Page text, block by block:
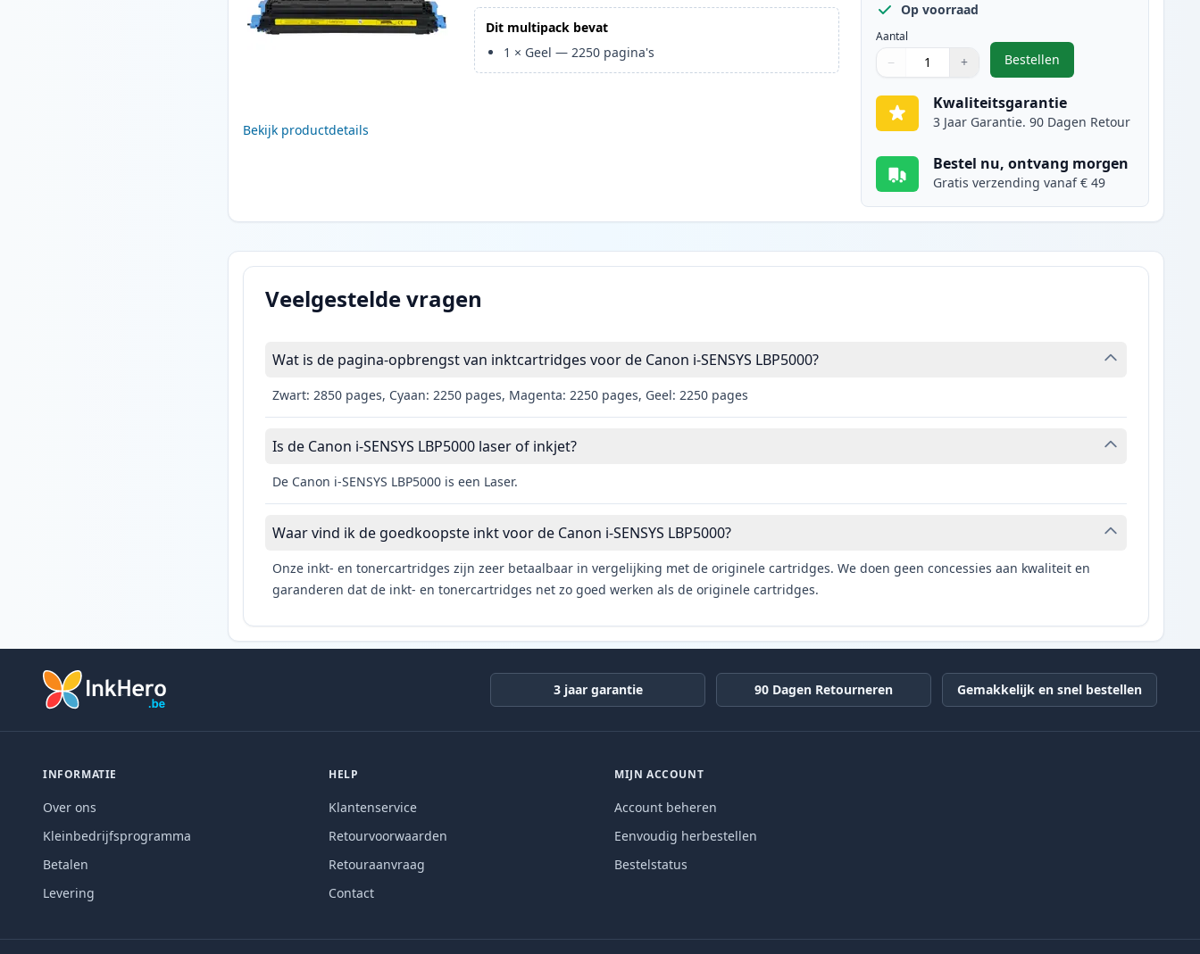
Bekijk productdetails
Dit multipack bevat
1 × Geel —2250 pagina's
Op voorraad
Aantal
Aantal
Gebruik de knoppen om aan te passen
− +
Aantal 1
Bestellen
,Canon 707 (9421A004AA)
Kwaliteitsgarantie
3 Jaar Garantie. 90 Dagen Retour
Bestel nu, ontvang morgen
Gratis verzending vanaf € 49
Veelgestelde vragen
Wat is de pagina-opbrengst van inktcartridges voor de Canon i-SENSYS LBP5000?
Zwart: 2850 pages, Cyaan: 2250 pages, Magenta: 2250 pages, Geel: 2250 pages
Is de Canon i-SENSYS LBP5000 laser of inkjet?
De Canon i-SENSYS LBP5000 is een Laser.
Waar vind ik de goedkoopste inkt voor de Canon i-SENSYS LBP5000?
Onze inkt- en tonercartridges zijn zeer betaalbaar in vergelijking met de originele cartridges. We doen geen concessies aan kwaliteit en
garanderen dat de inkt- en tonercartridges net zo goed werken als de originele cartridges.
3 jaar garantie 90 Dagen Retourneren Gemakkelijk en snel bestellen
INFORMATIE
Over ons
Kleinbedrijfsprogramma
Betalen
Levering
HELP
Klantenservice
Retourvoorwaarden
Retouraanvraag
Contact
MIJN ACCOUNT
Account beheren
Eenvoudig herbestellen
Bestelstatus